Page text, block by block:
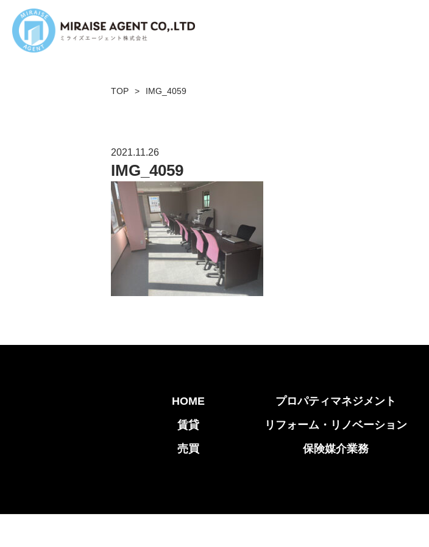
TOP > IMG_4059
2021.11.26
IMG_4059
HOME
賃貸
売買
プロパティマネジメント
リフォーム・リノベーション
保険媒介業務